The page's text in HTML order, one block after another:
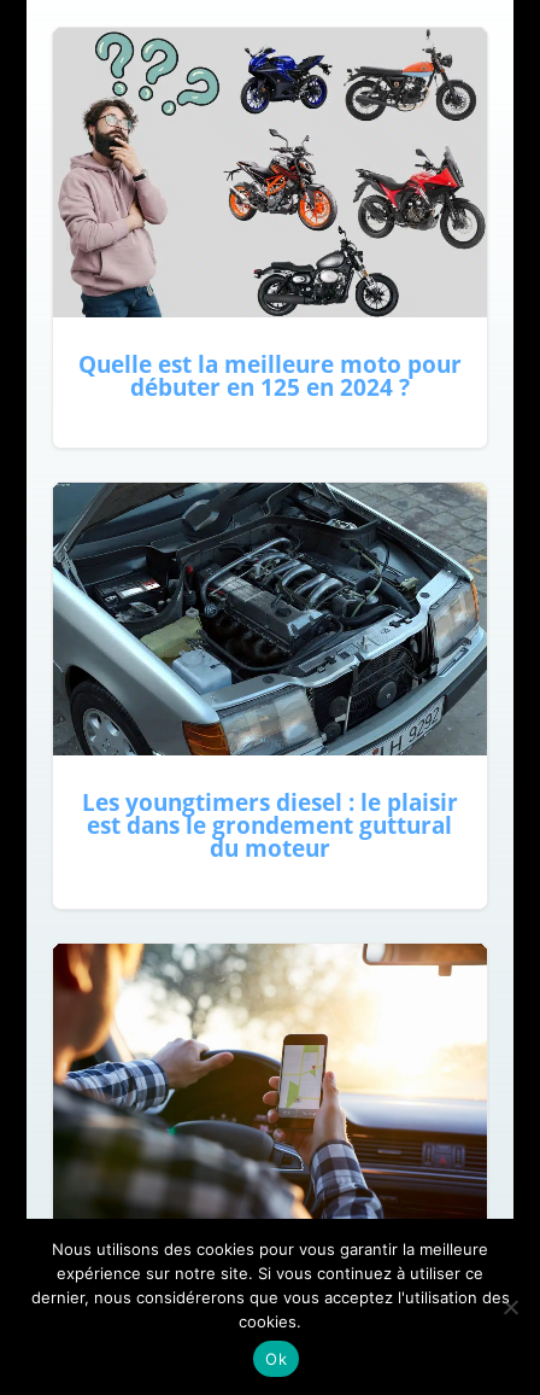
Quelle est la meilleure moto pour
débuter en 125 en 2024 ?
Les youngtimers diesel : le plaisir
est dans le grondement guttural
du moteur
Préparer votre itinéraire avec Via
Michelin : le guide complet pour
un trajet réussi
Nous utilisons des cookies pour vous garantir la meilleure
expérience sur notre site. Si vous continuez à utiliser ce
dernier, nous considérerons que vous acceptez l'utilisation des
cookies.
Ok